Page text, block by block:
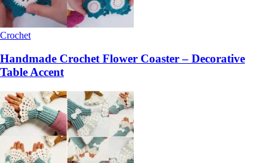
Crochet
Handmade Crochet Flower Coaster – Decorative
Table Accent